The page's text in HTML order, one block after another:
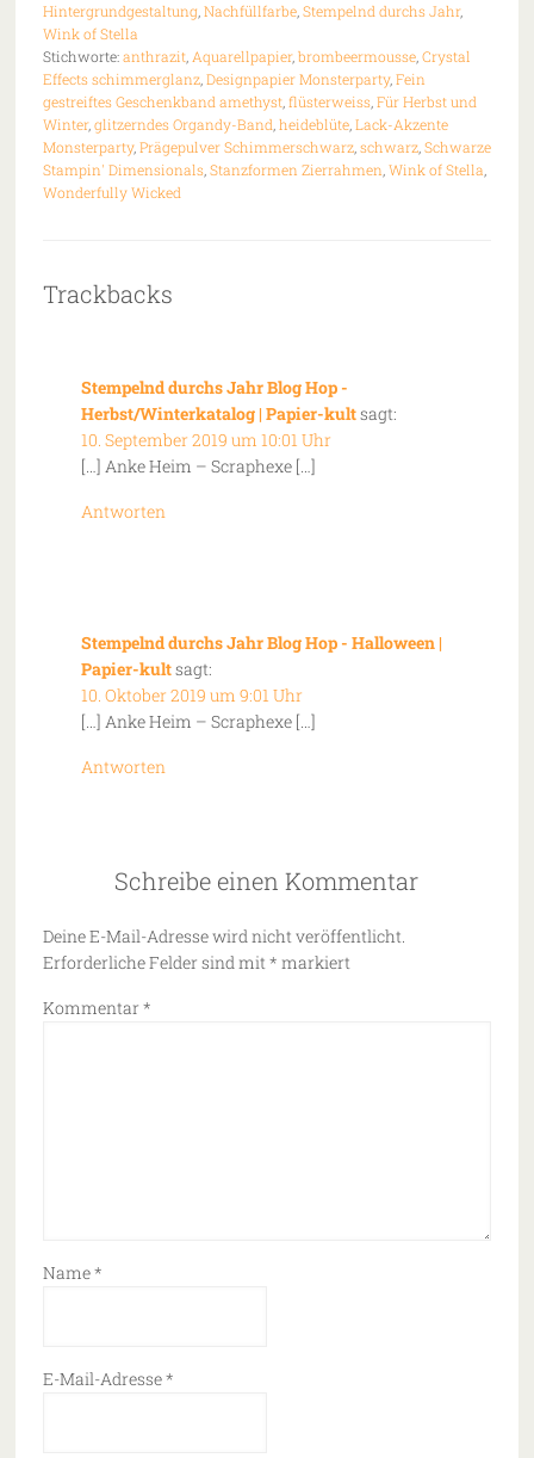
Hintergrundgestaltung, Nachfüllfarbe, Stempelnd durchs Jahr,
Wink of Stella
Stichworte:anthrazit, Aquarellpapier, brombeermousse, Crystal
Effects schimmerglanz, Designpapier Monsterparty, Fein
gestreiftes Geschenkband amethyst, flüsterweiss, Für Herbst und
Winter, glitzerndes Organdy-Band heideblüte, Lack-Akzente
Monsterparty, Prägepulver Schimmerschwarz, schwarz, Schwarze
Stampin' Dimensionals, Stanzformen Zierrahmen Wink of Stella
Wonderfully Wicked
Trackbacks
Stempelnd durchs Jahr Blog Hop -
Herbst/Winterkatalog | Papier-kultsagt:
10. September 2019 um 10:01 Uhr
[…] Anke Heim – Scraphexe […]
Antworten
Stempelnd durchs Jahr Blog Hop - Halloween |
Papier-kultsagt:
10. Oktober 2019 um 9:01 Uhr
[…] Anke Heim – Scraphexe […]
Antworten
Schreibe einen Kommentar
Deine E-Mail-Adresse wird nicht veröffentlicht.
Erforderliche Felder sind mit* markiert
Kommentar*
Name*
E-Mail-Adresse*